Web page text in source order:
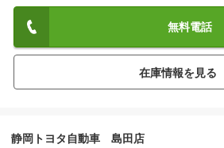
無料電話
静岡トヨタ自動車 島田店